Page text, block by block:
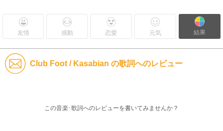
友情 感動 恋愛 元気 結果
Club Foot / Kasabian の歌詞へのレビュー
この音楽･歌詞へのレビューを書いてみませんか？